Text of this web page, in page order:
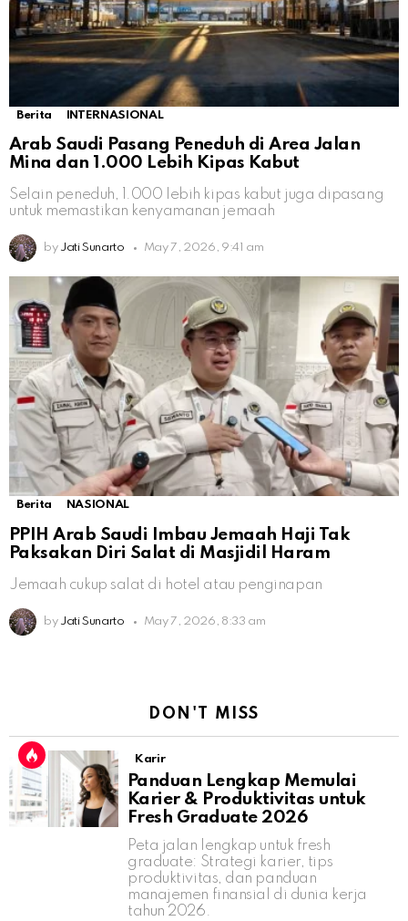
Berita INTERNASIONAL
Arab Saudi Pasang Peneduh di Area Jalan
Mina dan 1.000 Lebih Kipas Kabut
Selain peneduh, 1.000 lebih kipas kabut juga dipasang
untuk memastikan kenyamanan jemaah
by Jati Sunarto May 7, 2026, 9:41 am
Berita NASIONAL
PPIH Arab Saudi Imbau Jemaah Haji Tak
Paksakan Diri Salat di Masjidil Haram
Jemaah cukup salat di hotel atau penginapan
by Jati Sunarto May 7, 2026, 8:33 am
DON'T MISS
Karir
Panduan Lengkap Memulai
Karier & Produktivitas untuk
Fresh Graduate 2026
Peta jalan lengkap untuk fresh
graduate: Strategi karier, tips
produktivitas, dan panduan
manajemen finansial di dunia kerja
tahun 2026.